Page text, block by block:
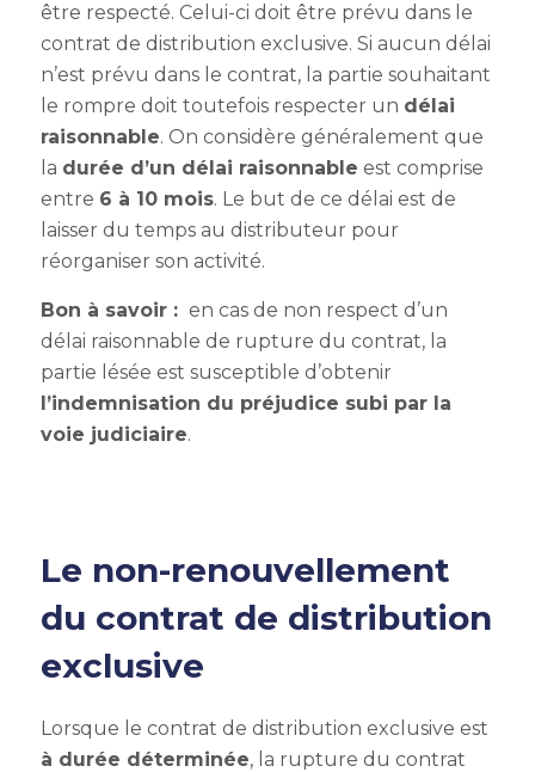
être respecté. Celui-ci doit être prévu dans le
contrat de distribution exclusive. Si aucun délai
n’est prévu dans le contrat, la partie souhaitant
le rompre doit toutefois respecter un délai
raisonnable. On considère généralement que
la durée d’un délai raisonnable est comprise
entre 6 à 10 mois. Le but de ce délai est de
laisser du temps au distributeur pour
réorganiser son activité.
Bon à savoir : en cas de non respect d’un
délai raisonnable de rupture du contrat, la
partie lésée est susceptible d’obtenir
l’indemnisation du préjudice subi par la
voie judiciaire.
Le non-renouvellement
du contrat de distribution
exclusive
Lorsque le contrat de distribution exclusive est
à durée déterminée, la rupture du contrat